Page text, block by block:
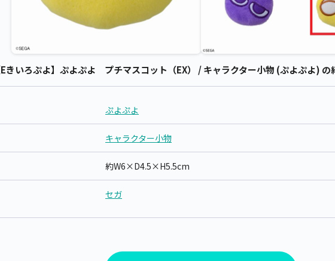
Eきいろぷよ】ぷよぷよ プチマスコット（EX） / キャラクター小物 (ぷよぷよ) の
ぷよぷよ
キャラクター小物
約W6×D4.5×H5.5cm
セガ